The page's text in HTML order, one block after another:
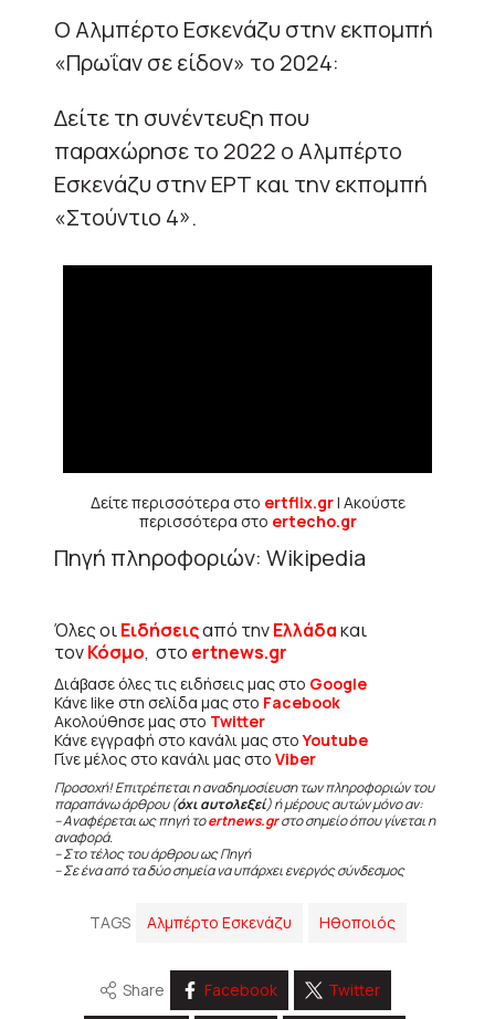
Ο Αλμπέρτο Εσκενάζυ στην εκπομπή
«Πρωΐαν σε είδον» το 2024:
Δείτε τη συνέντευξη που
παραχώρησε το 2022 ο Αλμπέρτο
Εσκενάζυ στην ΕΡΤ και την εκπομπή
«Στούντιο 4».
Δείτε περισσότερα στο ertflix.gr| Ακούστε
περισσότερα στο ertecho.gr
Πηγή πληροφοριών: Wikipedia
Όλες οιΕιδήσειςαπό τηνΕλλάδακαι
τονΚόσμο, στο ertnews.gr
Διάβασε όλες τις ειδήσεις μας στο Google
Κάνε like στη σελίδα μας στο Facebook
Ακολούθησε μας στο Twitter
Κάνε εγγραφή στο κανάλι μας στοYoutube
Γίνε μέλος στο κανάλι μας στο Viber
Προσοχή! Επιτρέπεται η αναδημοσίευση των πληροφοριών του
παραπάνω άρθρου (όχι αυτολεξεί) ή μέρους αυτών μόνο αν:
– Αναφέρεται ως πηγή τοertnews.grστο σημείο όπου γίνεται η
αναφορά.
– Στο τέλος του άρθρου ως Πηγή
– Σε ένα από τα δύο σημεία να υπάρχει ενεργός σύνδεσμος
TAGS Αλμπέρτο Εσκενάζυ Ηθοποιός
Share Facebook Twitter